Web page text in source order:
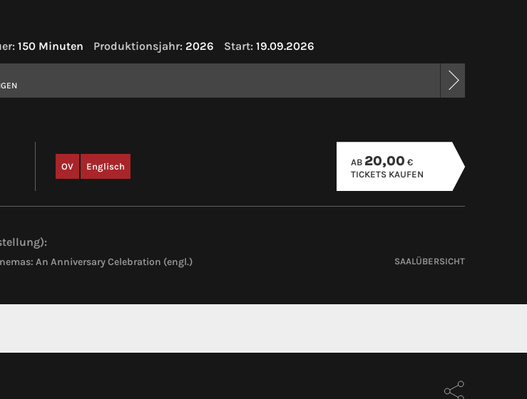
150 Minuten Produktionsjahr: 2026 Start: 19.09.2026
OV Englisch AB 20,00 €
TICKETS KAUFEN
An Anniversary Celebration (engl.) SAALÜBERSICHT